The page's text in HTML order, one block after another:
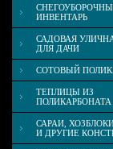
ИНВЕНТАРЬ
САДОВАЯ
ДЛЯ ДАЧИ
СОТОВЫЙ
ТЕПЛИЦЫ ИЗ
ПОЛИКАРБОНАТА
САРАИ,
И ДРУГИЕ